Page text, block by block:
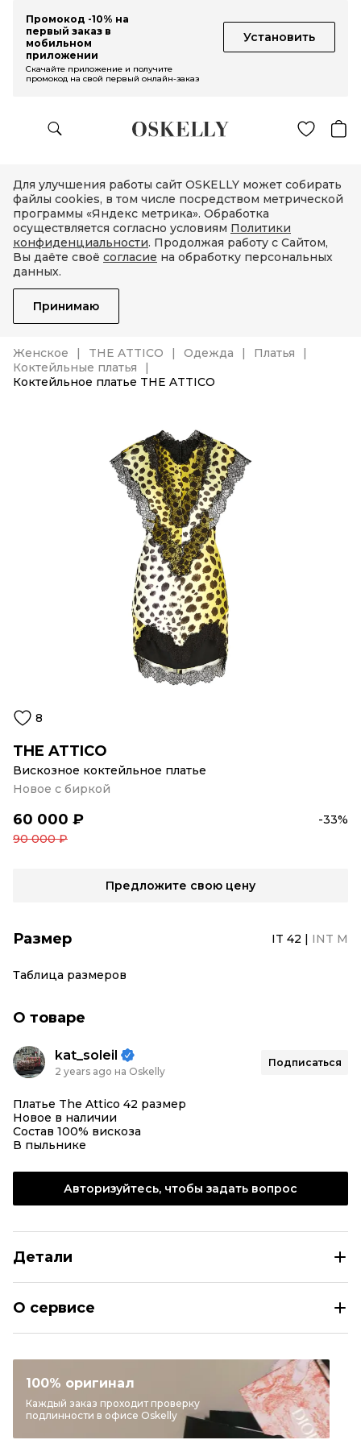
Промокод -10% на
первый заказ в
мобильном
приложении
Установить
Скачайте приложение и получите
промокод на свой первый онлайн-заказ
Для улучшения работы сайт OSKELLY может собирать
файлы cookies, в том числе посредством метрической
программы «Яндекс метрика». Обработка
осуществляется согласно условиям Политики
конфиденциальности. Продолжая работу с Сайтом,
Вы даёте своё согласие на обработку персональных
данных.
Принимаю
Женское THE ATTICO Одежда
Платья
Коктейльные платья
Коктейльное платье THE ATTICO
8
THE ATTICO
Вискозное коктейльное платье
Новое с биркой
60 000 ₽
-33%
90 000 ₽
Предложите свою цену
Размер IT 42 | INT M
Таблица размеров
О товаре
kat_soleil
2 years ago на Oskelly
Подписаться
Платье The Attico 42 размер
Новое в наличии
Состав 100% вискоза
В пыльнике
Авторизуйтесь, чтобы задать вопрос
Детали
Категория
Коктейльные платья
Бренд
THE ATTICO
Материал одежды
Вискоза
О сервисе
100% оригинал
Каждый заказ проходит проверку
подлинности в офисе Oskelly